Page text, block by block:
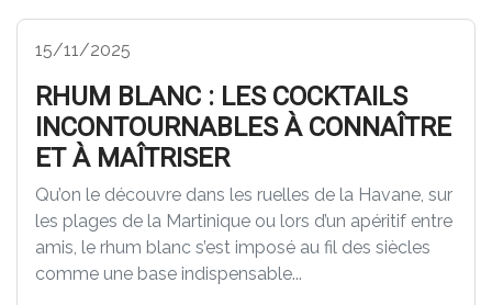
15/11/2025
RHUM BLANC : LES COCKTAILS
INCONTOURNABLES À CONNAÎTRE
ET À MAÎTRISER
Qu’on le découvre dans les ruelles de la Havane, sur
les plages de la Martinique ou lors d’un apéritif entre
amis, le rhum blanc s’est imposé au fil des siècles
comme une base indispensable...